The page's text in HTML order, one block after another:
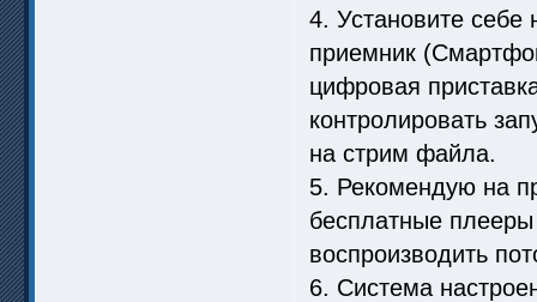
4. Установите
приемник
цифровая
контролировать
на стрим файла.
5. Рекомендую на
бесплатные
воспроизводить
6. Система